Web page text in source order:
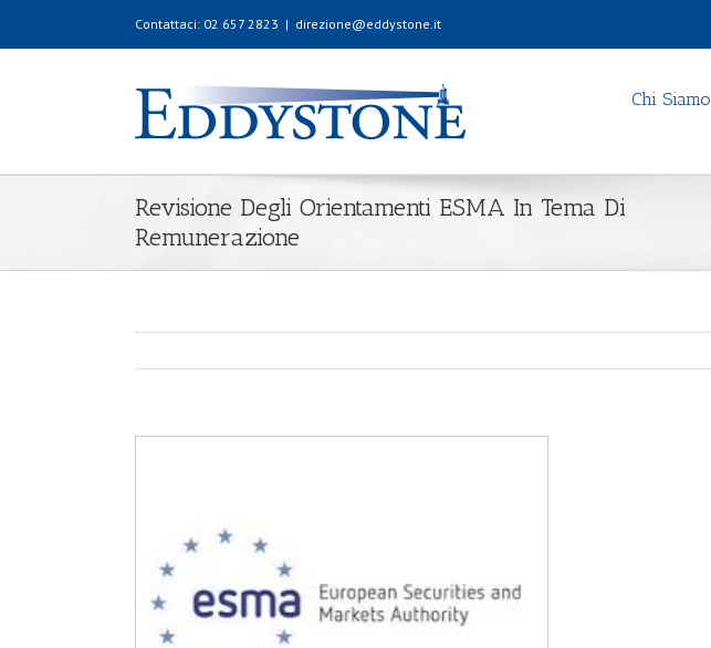
Contattaci: 02 657 2823 | direzione@eddystone.it
Chi Siamo
Revisione Degli Orientamenti ESMA In Tema Di
Remunerazione